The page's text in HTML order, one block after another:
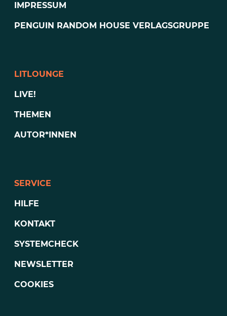
IMPRESSUM
PENGUIN RANDOM HOUSE VERLAGSGRUPPE
LITLOUNGE
LIVE!
THEMEN
AUTOR*INNEN
SERVICE
HILFE
KONTAKT
SYSTEMCHECK
NEWSLETTER
COOKIES